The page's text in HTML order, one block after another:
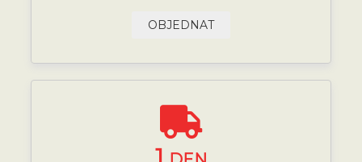
OBJEDNAT